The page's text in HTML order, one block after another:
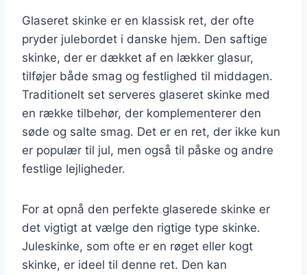
Glaseret skinke er en klassisk ret, der ofte
pryder julebordet i danske hjem. Den saftige
skinke, der er dækket af en lækker glasur,
tilføjer både smag og festlighed til middagen.
Traditionelt set serveres glaseret skinke med
en række tilbehør, der komplementerer den
søde og salte smag. Det er en ret, der ikke kun
er populær til jul, men også til påske og andre
festlige lejligheder.
For at opnå den perfekte glaserede skinke er
det vigtigt at vælge den rigtige type skinke.
Juleskinke, som ofte er en røget eller kogt
skinke, er ideel til denne ret. Den kan